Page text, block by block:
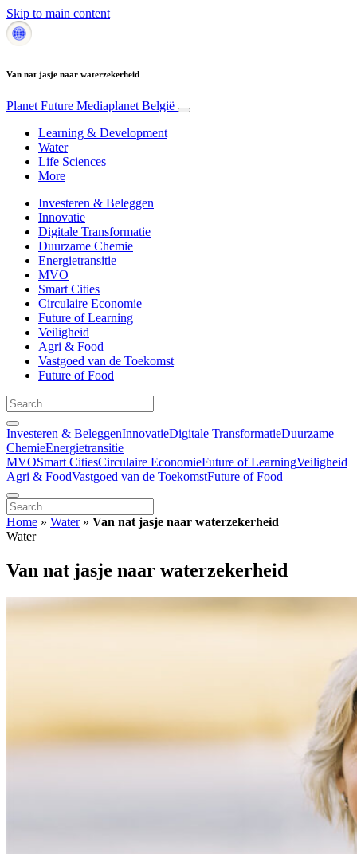
Skip to main content
Van nat jasje naar waterzekerheid
Planet Future Mediaplanet België
Learning & Development
Water
Life Sciences
More
Investeren & Beleggen
Innovatie
Digitale Transformatie
Duurzame Chemie
Energietransitie
MVO
Smart Cities
Circulaire Economie
Future of Learning
Veiligheid
Agri & Food
Vastgoed van de Toekomst
Future of Food
Investeren & BeleggenInnovatieDigitale TransformatieDuurzame
ChemieEnergietransitie
MVOSmart CitiesCirculaire EconomieFuture of LearningVeiligheid
Agri & FoodVastgoed van de ToekomstFuture of Food
Home » Water» Van nat jasje naar waterzekerheid
Water
Van nat jasje naar waterzekerheid